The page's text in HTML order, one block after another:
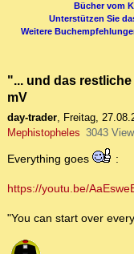
Bücher vom
Unterstützen Sie
Weitere
"... und das
mV
day-trader, Freitag,
Mephistopheles 3043
Everything goes :
https://youtu.be/
"You can start over